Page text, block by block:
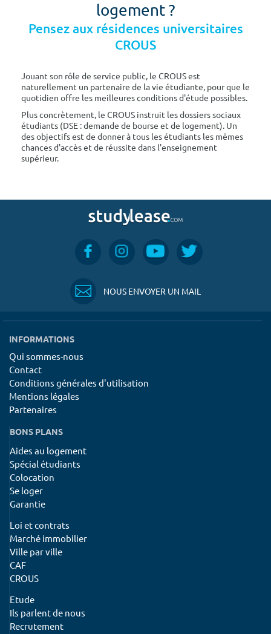
logement ?
Pensez aux résidences universitaires
CROUS
Jouant son rôle de service public, le CROUS est
naturellement un partenaire de la vie étudiante, pour que le
quotidien offre les meilleures conditions d'étude possibles.
Plus concrètement, le CROUS instruit les dossiers sociaux
étudiants (DSE : demande de bourse et de logement). Un
des objectifs est de donner à tous les étudiants les mêmes
chances d'accès et de réussite dans l'enseignement
supérieur.
NOUS ENVOYER UN MAIL
INFORMATIONS
Qui sommes-nous
Contact
Conditions générales d'utilisation
Mentions légales
Partenaires
BONS PLANS
Aides au logement
Spécial étudiants
Colocation
Se loger
Garantie
Loi et contrats
Marché immobilier
Ville par ville
CAF
CROUS
Etude
Ils parlent de nous
Recrutement